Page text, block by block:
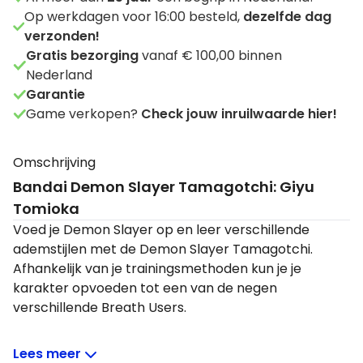
Op werkdagen voor 16:00 besteld, dezelfde dag
verzonden!
Gratis bezorgingvanaf € 100,00 binnen
Nederland
Garantie
Game verkopen? Check jouw inruilwaarde hier!
Omschrijving
Bandai Demon Slayer Tamagotchi: Giyu
Tomioka
Voed je Demon Slayer op en leer verschillende
ademstijlen met de Demon Slayer Tamagotchi.
Afhankelijk van je trainingsmethoden kun je je
karakter opvoeden tot een van de negen
verschillende Breath Users.
Zo zal de te trainen Demon Slayer altijd uitgroeien
Lees meer